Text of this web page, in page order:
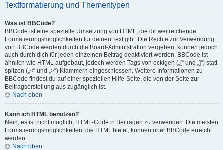
Textformatierung und Thementypen
Was ist BBCode?
BBCode ist eine spezielle Umsetzung von HTML, die dir weitreichende
Formatierungsmöglichkeiten für deinen Text gibt. Die Rechte zur Verwendung
von BBCode werden durch die Board-Administration vergeben, können jedoch
auch durch dich für jeden einzelnen Beitrag deaktiviert werden. BBCode ist
ähnlich wie HTML aufgebaut, jedoch werden Tags von eckigen („[“ und „]“) statt
spitzen („<“ und „>“) Klammern eingeschlossen. Weitere Informationen zu
BBCode findest du auf einer speziellen Hilfe-Seite, die von der Seite zur
Beitragserstellung aus zugänglich ist.
Nach oben
Kann ich HTML benutzen?
Nein, es ist nicht möglich, HTML-Code in Beiträgen zu verwenden. Die meisten
Formatierungsmöglichkeiten, die HTML bietet, können über BBCode erreicht
werden.
Nach oben